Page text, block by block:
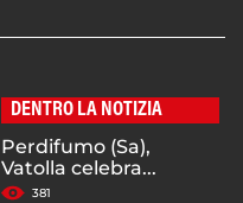
DENTRO LA NOTIZIA
Perdifumo (Sa),
Vatolla celebra...
381